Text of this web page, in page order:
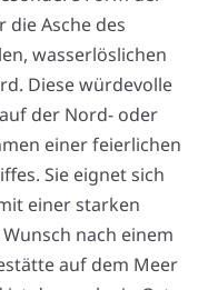
Asche des
wasserlöslichen
Diese würdevolle
der Nord- oder
einer feierlichen
Sie eignet sich
einer starken
nach einem
auf dem Meer